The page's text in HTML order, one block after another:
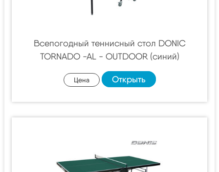
Всепогодный теннисный стол DONIC
TORNADO -AL - OUTDOOR (синий)
Цена Открыть